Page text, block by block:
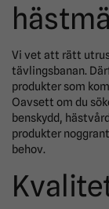
Vi vet att rätt
tävlingsbanan.
produkter som
Oavsett om du
benskydd,
produkter
behov.